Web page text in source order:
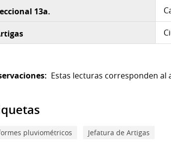
13a.
Estas lecturas corresponden al
pluviométricos Jefatura de Artigas